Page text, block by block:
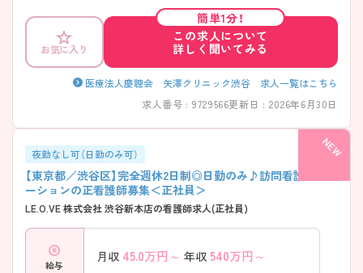
思考による手厚い指導の下、学びが大変多く、地域医療への貢献ととも
に、自己成長も実感できる職場です。 1人1人のスタッフときちんと向き
合い、公平・公正な視点で貢献が評価されるため、待遇面にも反映されま
すので、働き甲斐のある職場です。 ご興味ある方には、面接のポイントな
ど、さらに詳細をお話致しますのでお気軽にご相談ください。
お気に入り
簡単1分！
この求人について
詳しく聞いてみる
医療法人慶聰会 矢澤クリニック渋谷 求人一覧はこちら
求人番号 : 9729566更新日 : 2026年6月30日
夜勤なし可（日勤のみ可）
【東京都／渋谷区】完全週休2日制◎日勤のみ♪訪問看護ステ
ーションの正看護師募集＜正社員＞
LE.O.VE 株式会社 渋谷新本店の看護師求人(正社員)
給与
月収 45.0万円～ 年収 540万円～